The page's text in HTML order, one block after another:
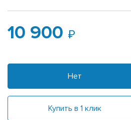
10 900
Нет
Купить в 1 клик